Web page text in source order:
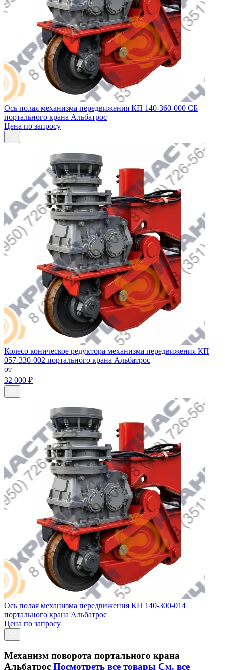
Ось полая механизма передвижения КП 140-360-000 СБ
портального крана Альбатрос
Цена по запросу
Колесо коническое редуктора механизма передвижения КП
057-330-002 портального крана Альбатрос
от
32 000 ₽
Ось полая механизма передвижения КП 140-300-014
портального крана Альбатрос
Цена по запросу
Механизм поворота портального крана
Альбатрос Посмотреть все товары См. все